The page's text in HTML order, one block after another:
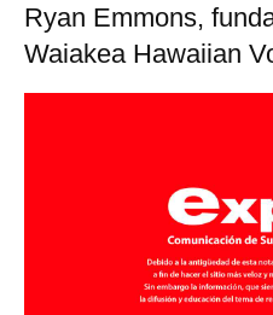
Ryan Emmons,
Waiakea Hawaiian